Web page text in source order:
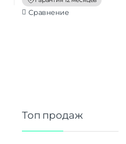
5
Сравнение
Топ продаж